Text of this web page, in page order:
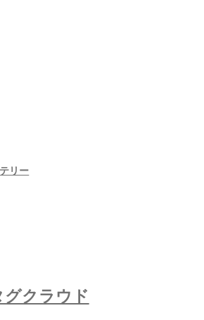
リー
クラウド